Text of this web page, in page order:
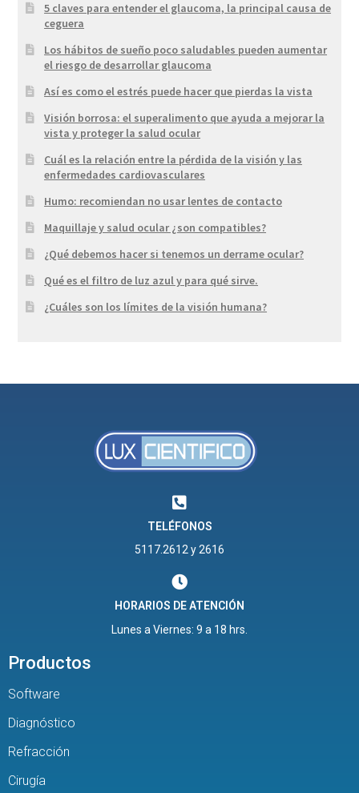
5 claves para entender el glaucoma, la principal causa de
ceguera
Los hábitos de sueño poco saludables pueden aumentar
el riesgo de desarrollar glaucoma
Así es como el estrés puede hacer que pierdas la vista
Visión borrosa: el superalimento que ayuda a mejorar la
vista y proteger la salud ocular
Cuál es la relación entre la pérdida de la visión y las
enfermedades cardiovasculares
Humo: recomiendan no usar lentes de contacto
Maquillaje y salud ocular ¿son compatibles?
¿Qué debemos hacer si tenemos un derrame ocular?
Qué es el filtro de luz azul y para qué sirve.
¿Cuáles son los límites de la visión humana?
TELÉFONOS
5117.2612 y 2616
HORARIOS DE ATENCIÓN
Lunes a Viernes: 9 a 18 hrs.
Productos
Software
Diagnóstico
Refracción
Cirugía